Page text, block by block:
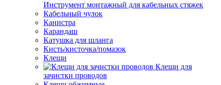
Инструмент монтажный для кабельных стяжек
Кабельный чулок
Канистра
Карандаш
Катушка для шланга
Кисть/кисточка/помазок
Клещи
Клещи для
зачистки проводов